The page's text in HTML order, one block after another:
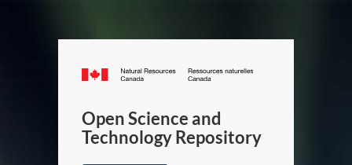
Canada.ca
/
Canada
Open Science and
Technology Repository